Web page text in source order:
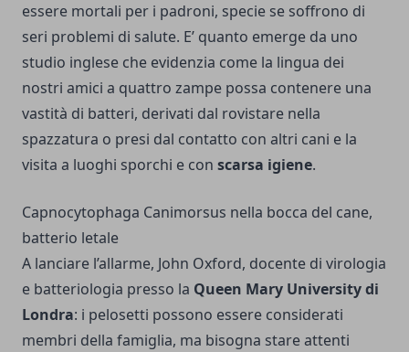
essere mortali per i padroni, specie se soffrono di
seri problemi di salute. E’ quanto emerge da uno
studio inglese che evidenzia come la lingua dei
nostri amici a quattro zampe possa contenere una
vastità di batteri, derivati dal rovistare nella
spazzatura o presi dal contatto con altri cani e la
visita a luoghi sporchi e con scarsa igiene.
Capnocytophaga Canimorsus nella bocca del cane,
batterio letale
A lanciare l’allarme, John Oxford, docente di virologia
e batteriologia presso la Queen Mary University di
Londra: i pelosetti possono essere considerati
membri della famiglia, ma bisogna stare attenti